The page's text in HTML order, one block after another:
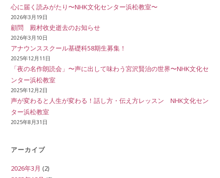
心に届く読みがたり〜NHK文化センター浜松教室〜
2026年3月19日
顧問 殿村收史逝去のお知らせ
2026年3月10日
アナウンススクール基礎科58期生募集！
2025年12月11日
「夜の名作朗読会」〜声に出して味わう宮沢賢治の世界〜NHK文化セ
ンター浜松教室
2025年12月2日
声が変わると人生が変わる！話し方・伝え方レッスン NHK文化セン
ター浜松教室
2025年8月31日
アーカイブ
2026年3月 (2)